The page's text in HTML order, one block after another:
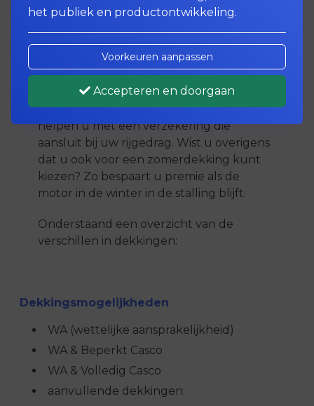
regelen wij een polis op
maat!
Motorrijden is voor veel mensen een
hobby of zelfs een way of life. Uw motor
goed en goedkoop verzekeren? Wij
helpen u met een verzekering die
aansluit bij uw rijgedrag. Wist u overigens
dat u ook voor een zomerdekking kunt
kiezen? Zo bespaart u premie als de
motor in de winter in de stalling blijft.
Onderstaand een overzicht van de
verschillen in dekkingen:
Dekkingsmogelijkheden
WA (wettelijke aansprakelijkheid)
WA & Beperkt Casco
WA & Volledig Casco
aanvullende dekkingen:
het publiek en productontwikkeling.
Voorkeuren aanpassen
Accepteren en doorgaan